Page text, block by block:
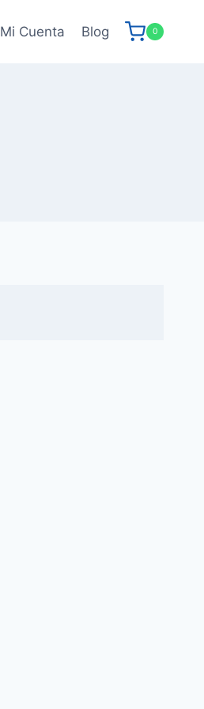
Mi Cuenta Blog 0